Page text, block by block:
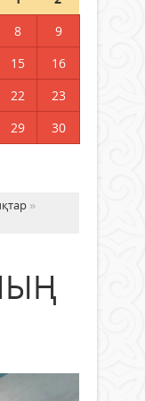
8
9
15
16
22
23
29
30
»